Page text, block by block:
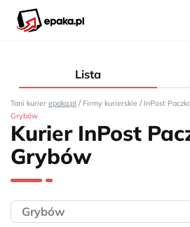
Lista
Tani kurier epaka.pl / Firmy kurierskie / InPost
Grybów
Kurier InPost
Grybów